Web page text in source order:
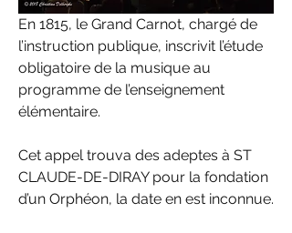
En 1815, le Grand Carnot, chargé de
l’instruction publique, inscrivit l’étude
obligatoire de la musique au
programme de l’enseignement
élémentaire.
Cet appel trouva des adeptes à ST
CLAUDE-DE-DIRAY pour la fondation
d’un Orphéon, la date en est inconnue.